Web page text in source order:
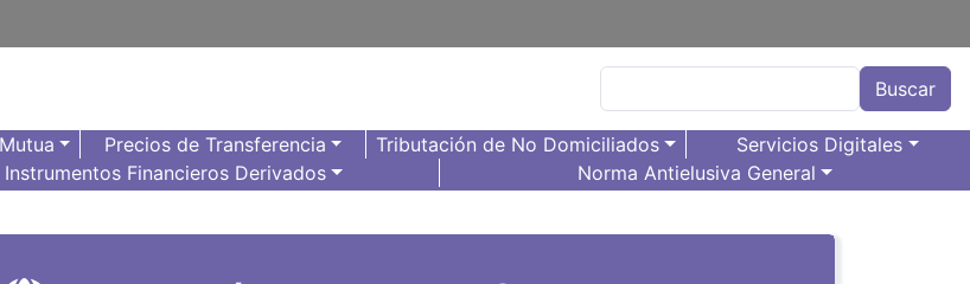
Buscar
Precios de Transferencia Tributación de No Domiciliados
Servicios Digitales
Instrumentos Financieros Derivados Norma Antielusiva General